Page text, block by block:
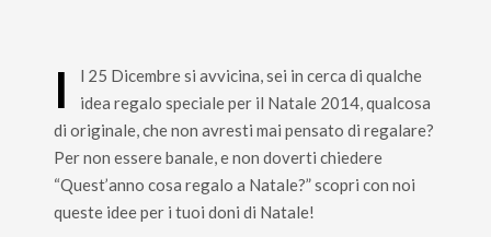
I
l 25 Dicembre si avvicina, sei in cerca di qualche
idea regalo speciale per il Natale 2014, qualcosa
di originale, che non avresti mai pensato di regalare?
Per non essere banale, e non doverti chiedere
“Quest’anno cosa regalo a Natale?” scopri con noi
queste idee per i tuoi doni di Natale!